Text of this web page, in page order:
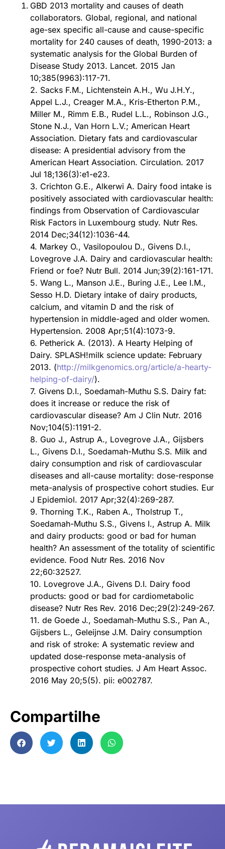
GBD 2013 mortality and causes of death
collaborators. Global, regional, and national
age-sex specific all-cause and cause-specific
mortality for 240 causes of death, 1990-2013: a
systematic analysis for the Global Burden of
Disease Study 2013. Lancet. 2015 Jan
10;385(9963):117-71.
2. Sacks F.M., Lichtenstein A.H., Wu J.H.Y.,
Appel L.J., Creager M.A., Kris-Etherton P.M.,
Miller M., Rimm E.B., Rudel L.L., Robinson J.G.,
Stone N.J., Van Horn L.V.; American Heart
Association. Dietary fats and cardiovascular
disease: A presidential advisory from the
American Heart Association. Circulation. 2017
Jul 18;136(3):e1-e23.
3. Crichton G.E., Alkerwi A. Dairy food intake is
positively associated with cardiovascular health:
findings from Observation of Cardiovascular
Risk Factors in Luxembourg study. Nutr Res.
2014 Dec;34(12):1036-44.
4. Markey O., Vasilopoulou D., Givens D.I.,
Lovegrove J.A. Dairy and cardiovascular health:
Friend or foe? Nutr Bull. 2014 Jun;39(2):161-171.
5. Wang L., Manson J.E., Buring J.E., Lee I.M.,
Sesso H.D. Dietary intake of dairy products,
calcium, and vitamin D and the risk of
hypertension in middle-aged and older women.
Hypertension. 2008 Apr;51(4):1073-9.
6. Petherick A. (2013). A Hearty Helping of
Dairy. SPLASH!milk science update: February
2013. (http://milkgenomics.org/article/a-hearty-
helping-of-dairy/).
7. Givens D.I., Soedamah-Muthu S.S. Dairy fat:
does it increase or reduce the risk of
cardiovascular disease? Am J Clin Nutr. 2016
Nov;104(5):1191-2.
8. Guo J., Astrup A., Lovegrove J.A., Gijsbers
L., Givens D.I., Soedamah-Muthu S.S. Milk and
dairy consumption and risk of cardiovascular
diseases and all-cause mortality: dose-response
meta-analysis of prospective cohort studies. Eur
J Epidemiol. 2017 Apr;32(4):269-287.
9. Thorning T.K., Raben A., Tholstrup T.,
Soedamah-Muthu S.S., Givens I., Astrup A. Milk
and dairy products: good or bad for human
health? An assessment of the totality of scientific
evidence. Food Nutr Res. 2016 Nov
22;60:32527.
10. Lovegrove J.A., Givens D.I. Dairy food
products: good or bad for cardiometabolic
disease? Nutr Res Rev. 2016 Dec;29(2):249-267.
11. de Goede J., Soedamah-Muthu S.S., Pan A.,
Gijsbers L., Geleijnse J.M. Dairy consumption
and risk of stroke: A systematic review and
updated dose-response meta-analysis of
prospective cohort studies. J Am Heart Assoc.
2016 May 20;5(5). pii: e002787.
Compartilhe